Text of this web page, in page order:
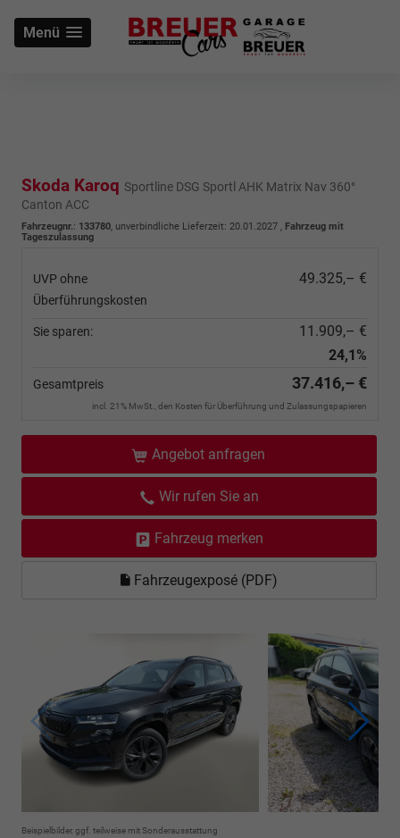
Menü
Skoda Karoq Sportline DSG Sportl AHK Matrix Nav 360°
Canton ACC
Fahrzeugnr.: 133780, unverbindliche Lieferzeit: 20.01.2027 , Fahrzeug mit
Tageszulassung
UVP ohne
Überführungskosten
49.325,– €
Sie sparen:
11.909,– €
24,1%
Gesamtpreis 37.416,– €
incl. 21% MwSt., den Kosten für Überführung und Zulassungspapieren
Angebot anfragen
Wir rufen Sie an
Fahrzeug merken
Fahrzeugexposé (PDF)
Beispielbilder, ggf. teilweise mit Sonderausstattung